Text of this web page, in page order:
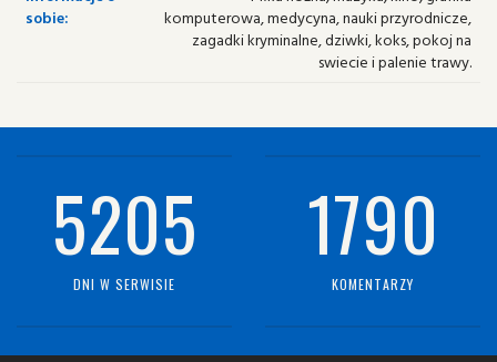
sobie:
komputerowa, medycyna, nauki przyrodnicze,
zagadki kryminalne, dziwki, koks, pokoj na
swiecie i palenie trawy.
5205
DNI W SERWISIE
1790
KOMENTARZY